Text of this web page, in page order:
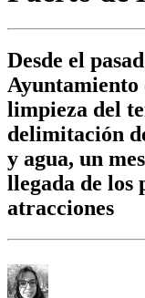
Desde el
Ayuntamiento
limpieza del
delimitación
y agua, un
llegada de los
atracciones